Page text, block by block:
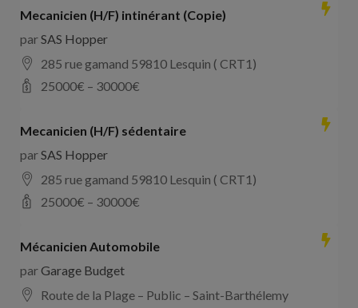
Mecanicien (H/F) intinérant (Copie)
parSAS Hopper
285 rue gamand 59810 Lesquin ( CRT1)
25000€ – 30000€
Mecanicien (H/F) sédentaire
parSAS Hopper
285 rue gamand 59810 Lesquin ( CRT1)
25000€ – 30000€
Mécanicien Automobile
parGarage Budget
Route de la Plage – Public – Saint-Barthélemy